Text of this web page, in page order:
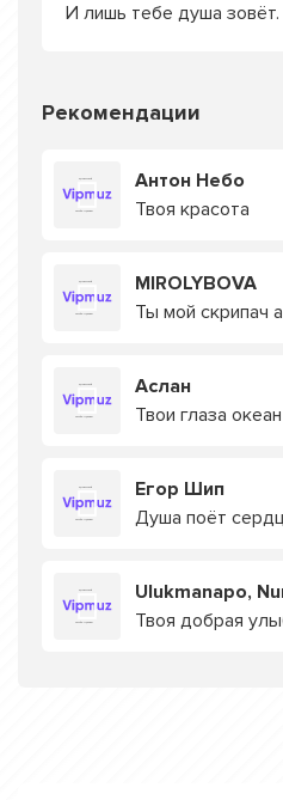
И лишь тебе душа зовёт.
Рекомендации
Антон Небо
Твоя красота
MIROLYBOVA
Ты мой скрипач
Аслан
Твои глаза
Егор Шип
Душа поёт
Ulukmanapo,
Твоя добрая